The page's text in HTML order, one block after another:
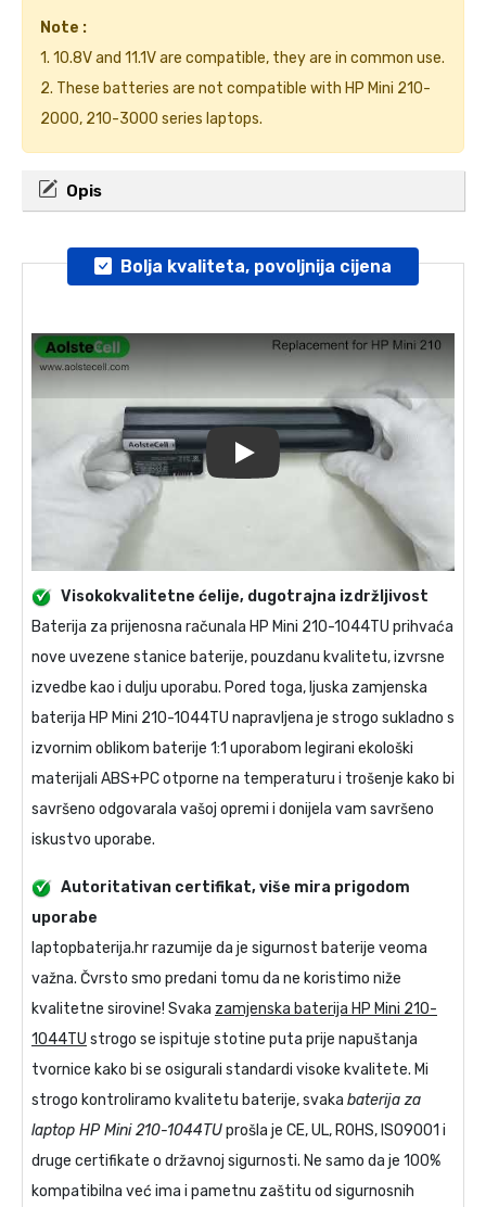
Note :
1. 10.8V and 11.1V are compatible, they are in common use.
2. These batteries are not compatible with HP Mini 210-
2000, 210-3000 series laptops.
Opis
Bolja kvaliteta, povoljnija cijena
Visokokvalitetne ćelije, dugotrajna izdržljivost
Baterija za prijenosna računala HP Mini 210-1044TU prihvaća
nove uvezene stanice baterije, pouzdanu kvalitetu, izvrsne
izvedbe kao i dulju uporabu. Pored toga, ljuska zamjenska
baterija HP Mini 210-1044TU napravljena je strogo sukladno s
izvornim oblikom baterije 1:1 uporabom legirani ekološki
materijali ABS+PC otporne na temperaturu i trošenje kako bi
savršeno odgovarala vašoj opremi i donijela vam savršeno
iskustvo uporabe.
Autoritativan certifikat, više mira prigodom
uporabe
laptopbaterija.hr razumije da je sigurnost baterije veoma
važna. Čvrsto smo predani tomu da ne koristimo niže
kvalitetne sirovine! Svaka zamjenska baterija HP Mini 210-
1044TU strogo se ispituje stotine puta prije napuštanja
tvornice kako bi se osigurali standardi visoke kvalitete. Mi
strogo kontroliramo kvalitetu baterije, svaka baterija za
laptop HP Mini 210-1044TUprošla je CE, UL, ROHS, ISO9001 i
druge certifikate o državnoj sigurnosti. Ne samo da je 100%
kompatibilna već ima i pametnu zaštitu od sigurnosnih